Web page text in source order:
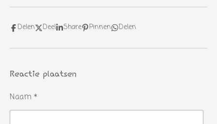
Delen Deel Share Pinnen Delen
Reactie plaatsen
Naam *